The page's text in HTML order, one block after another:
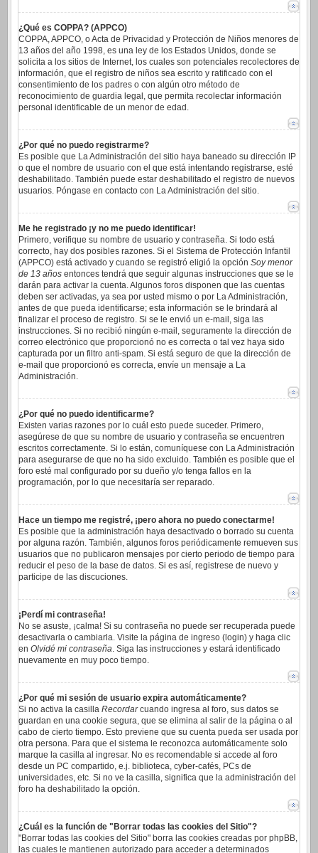
¿Qué es COPPA? (APPCO)
COPPA, APPCO, o Acta de Privacidad y Protección de Niños menores de
13 años del año 1998, es una ley de los Estados Unidos, donde se
solicita a los sitios de Internet, los cuales son potenciales recolectores de
información, que el registro de niños sea escrito y ratificado con el
consentimiento de los padres o con algún otro método de
reconocimiento de guardia legal, que permita recolectar información
personal identificable de un menor de edad.
¿Por qué no puedo registrarme?
Es posible que La Administración del sitio haya baneado su dirección IP
o que el nombre de usuario con el que está intentando registrarse, esté
deshabilitado. También puede estar deshabilitado el registro de nuevos
usuarios. Póngase en contacto con La Administración del sitio.
Me he registrado ¡y no me puedo identificar!
Primero, verifique su nombre de usuario y contraseña. Si todo está
correcto, hay dos posibles razones. Si el Sistema de Protección Infantil
(APPCO) está activado y cuando se registró eligió la opción Soy menor
de 13 años entonces tendrá que seguir algunas instrucciones que se le
darán para activar la cuenta. Algunos foros disponen que las cuentas
deben ser activadas, ya sea por usted mismo o por La Administración,
antes de que pueda identificarse; esta información se le brindará al
finalizar el proceso de registro. Si se le envió un e-mail, siga las
instrucciones. Si no recibió ningún e-mail, seguramente la dirección de
correo electrónico que proporcionó no es correcta o tal vez haya sido
capturada por un filtro anti-spam. Si está seguro de que la dirección de
e-mail que proporcionó es correcta, envíe un mensaje a La
Administración.
¿Por qué no puedo identificarme?
Existen varias razones por lo cuál esto puede suceder. Primero,
asegúrese de que su nombre de usuario y contraseña se encuentren
escritos correctamente. Si lo están, comuníquese con La Administración
para asegurarse de que no ha sido excluido. También es posible que el
foro esté mal configurado por su dueño y/o tenga fallos en la
programación, por lo que necesitaría ser reparado.
Hace un tiempo me registré, ¡pero ahora no puedo conectarme!
Es posible que la administración haya desactivado o borrado su cuenta
por alguna razón. También, algunos foros periódicamente remueven sus
usuarios que no publicaron mensajes por cierto periodo de tiempo para
reducir el peso de la base de datos. Si es así, registrese de nuevo y
participe de las discuciones.
¡Perdí mi contraseña!
No se asuste, ¡calma! Si su contraseña no puede ser recuperada puede
desactivarla o cambiarla. Visite la página de ingreso (login) y haga clic
en Olvidé mi contraseña. Siga las instrucciones y estará identificado
nuevamente en muy poco tiempo.
¿Por qué mi sesión de usuario expira automáticamente?
Si no activa la casilla Recordarcuando ingresa al foro, sus datos se
guardan en una cookie segura, que se elimina al salir de la página o al
cabo de cierto tiempo. Esto previene que su cuenta pueda ser usada por
otra persona. Para que el sistema le reconozca automáticamente solo
marque la casilla al ingresar. No es recomendable si accede al foro
desde un PC compartido, e.j. biblioteca, cyber-cafés, PCs de
universidades, etc. Si no ve la casilla, significa que la administración del
foro ha deshabilitado la opción.
¿Cuál es la función de "Borrar todas las cookies del Sitio"?
"Borrar todas las cookies del Sitio" borra las cookies creadas por phpBB,
las cuales le mantienen autorizado para acceder a determinados